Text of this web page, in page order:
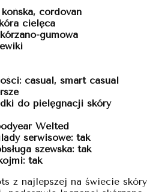
cordovan
cielęca
gumowa
casual, smart casual
do pielęgnacji skóry
Welted
serwisowe: tak
szewska: tak
tak
z najlepszej na świecie skóry